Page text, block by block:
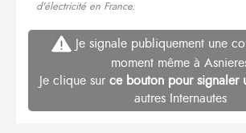
d'électricité en France.
Je signale publiquement une
moment même à
Je clique sur ce bouton pour signaler
autres Internautes